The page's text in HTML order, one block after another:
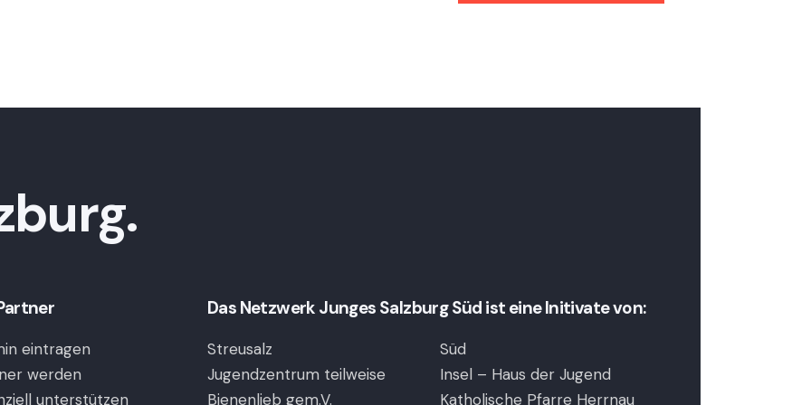
eintragen
werden
unterstützen
Das Netzwerk Junges Salzburg Süd ist eine Initivate von:
Streusalz
Jugendzentrum teilweise
Bienenlieb gem.V.
Süd
Insel – Haus der Jugend
Katholische Pfarre Herrnau